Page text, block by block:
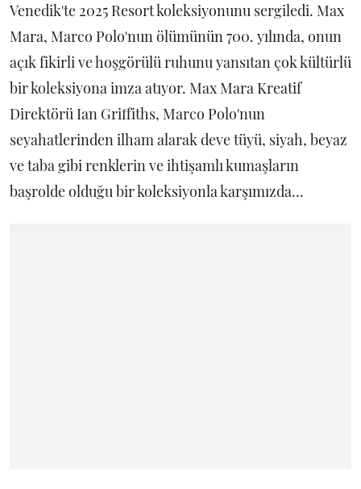
Venedik'te 2025 Resort koleksiyonunu sergiledi. Max
Mara, Marco Polo'nun ölümünün 700. yılında, onun
açık fikirli ve hoşgörülü ruhunu yansıtan çok kültürlü
bir koleksiyona imza atıyor. Max Mara Kreatif
Direktörü Ian Griffiths, Marco Polo'nun
seyahatlerinden ilham alarak deve tüyü, siyah, beyaz
ve taba gibi renklerin ve ihtişamlı kumaşların
başrolde olduğu bir koleksiyonla karşımızda…